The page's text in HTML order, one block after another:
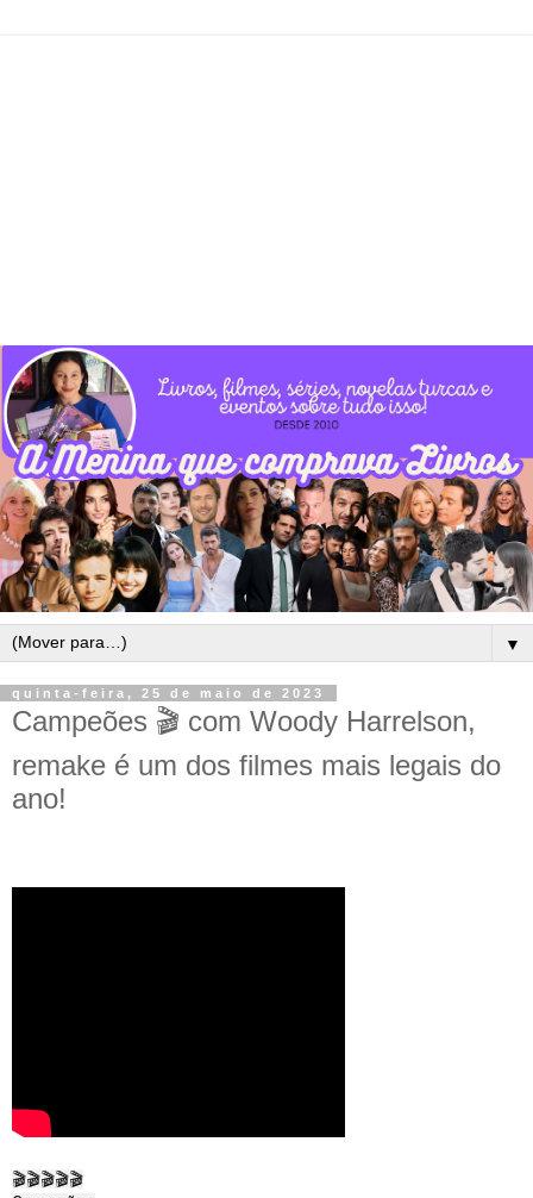
▼
quinta-feira, 25 de maio de 2023
Campeões 🎬 com Woody Harrelson,
remake é um dos filmes mais legais do
ano!
🎬🎬🎬🎬🎬